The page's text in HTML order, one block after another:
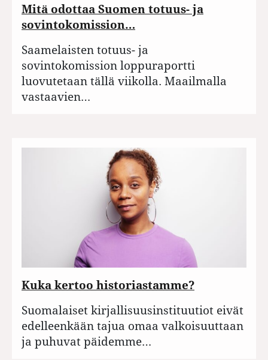
Mitä odottaa Suomen totuus- ja
sovintokomission…
Saamelaisten totuus- ja
sovintokomission loppuraportti
luovutetaan tällä viikolla. Maailmalla
vastaavien…
Kuka kertoo historiastamme?
Suomalaiset kirjallisuusinstituutiot eivät
edelleenkään tajua omaa valkoisuuttaan
ja puhuvat päidemme…